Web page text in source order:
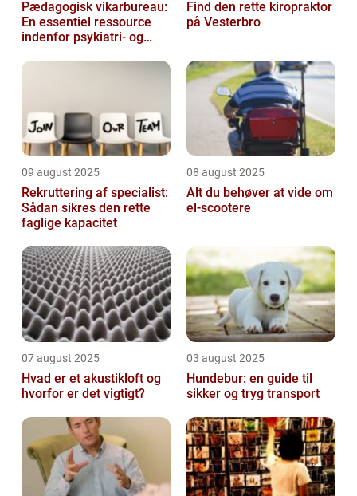
Pædagogisk vikarbureau:
En essentiel ressource
indenfor psykiatri- og
Find den rette kiropraktor
på Vesterbro
09 august 2025
Rekruttering af specialist:
Sådan sikres den rette
faglige kapacitet
08 august 2025
Alt du behøver at vide om
el-scootere
07 august 2025
Hvad er et akustikloft og
hvorfor er det vigtigt?
03 august 2025
Hundebur: en guide til
sikker og tryg transport